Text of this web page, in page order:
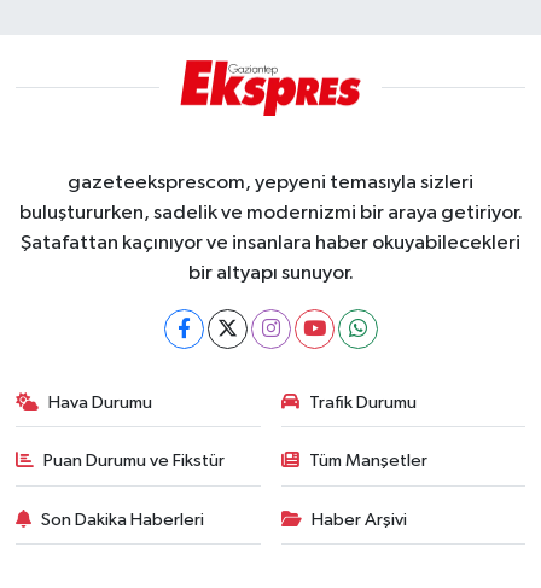
gazeteeksprescom, yepyeni temasıyla sizleri
buluştururken, sadelik ve modernizmi bir araya getiriyor.
Şatafattan kaçınıyor ve insanlara haber okuyabilecekleri
bir altyapı sunuyor.
Hava Durumu Trafik Durumu
Puan Durumu ve Fikstür Tüm Manşetler
Son Dakika Haberleri Haber Arşivi